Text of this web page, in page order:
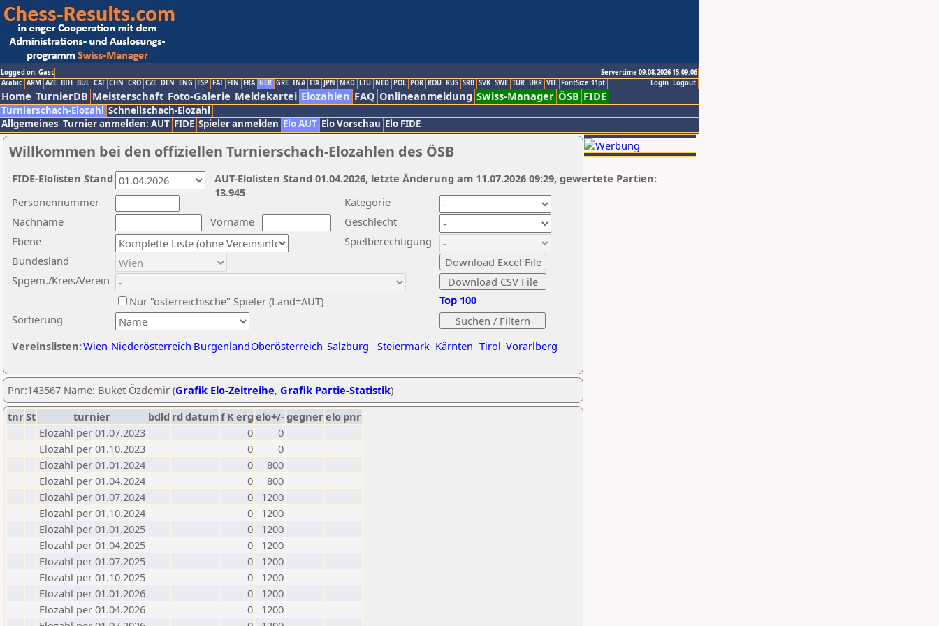
Logged on: Gast
Servertime 09.08.2026 15:09:06
Logout
Login
Arabic ARM AZE BIH BUL CAT CHN CRO CZE DEN ENG ESP FAI FIN FRA GER GRE INA ITA JPN MKD LTU NED POL POR ROU RUS SRB SVK SWE TUR UKR VIE FontSize:11pt
Home TurnierDB Meisterschaft Foto-Galerie Meldekartei Elozahlen FAQ Onlineanmeldung Swiss-Manager ÖSB FIDE
Turnierschach-Elozahl Schnellschach-Elozahl
Allgemeines Turnier anmelden: AUT FIDE Spieler anmelden Elo AUT Elo Vorschau Elo FIDE
Willkommen bei den offiziellen Turnierschach-Elozahlen des ÖSB
Nachname
Vorname
Ebene
Kategorie
Sortierung
Personennummer
Bundesland
Spgem./Kreis/Verein
Geschlecht
Nur "österreichische" Spieler (Land=AUT)
Spielberechtigung
Vereinslisten:Wien Niederösterreich BurgenlandOberösterreich Salzburg Steiermark Kärnten Tirol Vorarlberg
Top 100
AUT-Elolisten Stand 01.04.2026, letzte Änderung am 11.07.2026 09:29, gewertete Partien:
13.945
FIDE-Elolisten Stand
Pnr:143567 Name: Buket Özdemir (Grafik Elo-Zeitreihe, Grafik Partie-Statistik)
tnrSt turnier bdld rd datumf Kerg elo+/-gegnerelo pnr
Elozahl per 01.07.2023
0
0
Elozahl per 01.10.2023
0
0
Elozahl per 01.01.2024
0
800
Elozahl per 01.04.2024
0
800
Elozahl per 01.07.2024
0
1200
Elozahl per 01.10.2024
0
1200
Elozahl per 01.01.2025
0
1200
Elozahl per 01.04.2025
0
1200
Elozahl per 01.07.2025
0
1200
Elozahl per 01.10.2025
0
1200
Elozahl per 01.01.2026
0
1200
Elozahl per 01.04.2026
0
1200